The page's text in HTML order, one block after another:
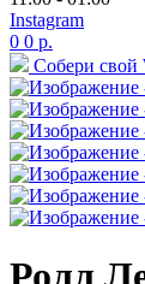
Instagram
0 0 р.
Собери свой